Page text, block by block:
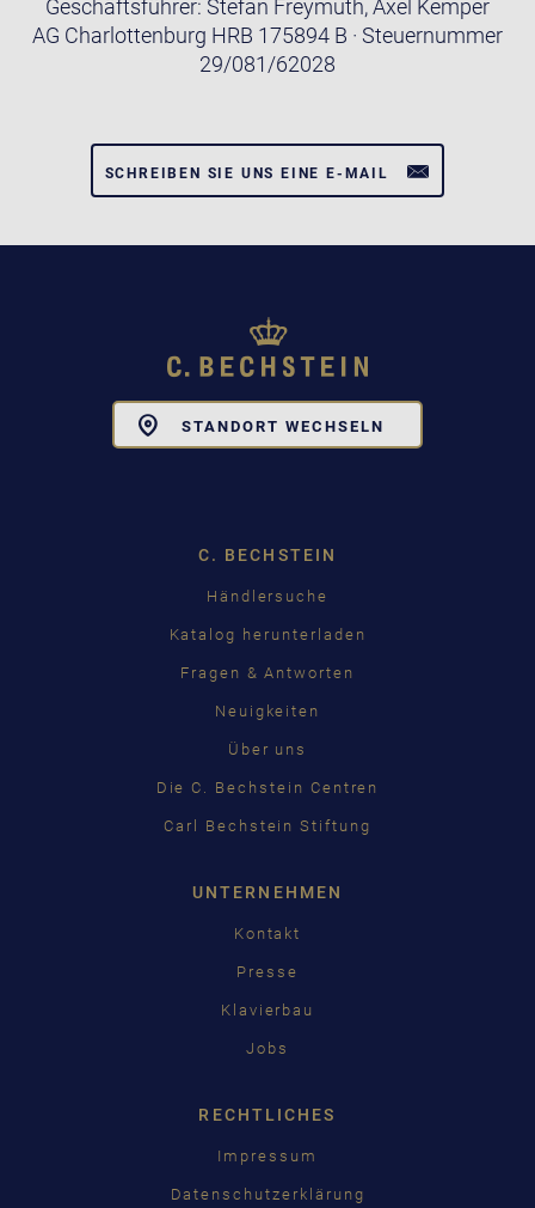
Geschäftsführer: Stefan Freymuth, Axel Kemper
AG Charlottenburg HRB 175894 B · Steuernummer
29/081/62028
SCHREIBEN SIE UNS EINE E-MAIL
STANDORT WECHSELN
C. BECHSTEIN
Händlersuche
Katalog herunterladen
Fragen & Antworten
Neuigkeiten
Über uns
Die C. Bechstein Centren
Carl Bechstein Stiftung
UNTERNEHMEN
Kontakt
Presse
Klavierbau
Jobs
RECHTLICHES
Impressum
Datenschutzerklärung